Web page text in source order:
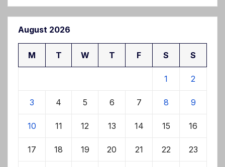
August 2026
M T W T F S S
1 2
3 4 5 6 7 8 9
10 11 12 13 14 15 16
17 18 19 20 21 22 23